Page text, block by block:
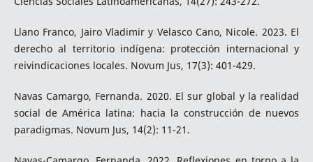
Llano Franco, Jairo Vladimir y Velasco Cano, Nicole. 2023. El
derecho al territorio indígena: protección internacional y
reivindicaciones locales. Novum Jus, 17(3): 401-429.
Navas Camargo, Fernanda. 2020. El sur global y la realidad
social de América latina: hacia la construcción de nuevos
paradigmas. Novum Jus, 14(2): 11-21.